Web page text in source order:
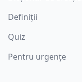
Definiții
Quiz
Pentru urgențe